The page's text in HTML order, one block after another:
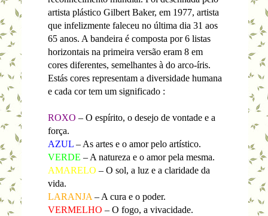
artista plástico Gilbert Baker, em 1977, artista
que infelizmente faleceu no última dia 31 aos
65 anos. A bandeira é composta por 6 listas
horizontais na primeira versão eram 8 em
cores diferentes, semelhantes à do arco-íris.
Estás cores representam a diversidade humana
e cada cor tem um significado :
ROXO – O espírito, o desejo de vontade e a
força.
AZUL– As artes e o amor pelo artístico.
VERDE – A natureza e o amor pela mesma.
AMARELO – O sol, a luz e a claridade da
vida.
LARANJA – A cura e o poder.
VERMELHO – O fogo, a vivacidade.